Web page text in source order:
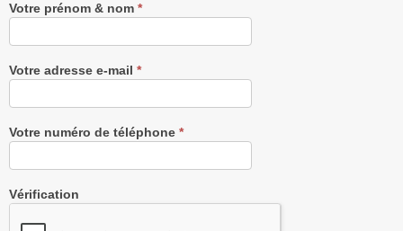
Votre prénom & nom *
Votre adresse e-mail *
Votre numéro de téléphone *
Vérification